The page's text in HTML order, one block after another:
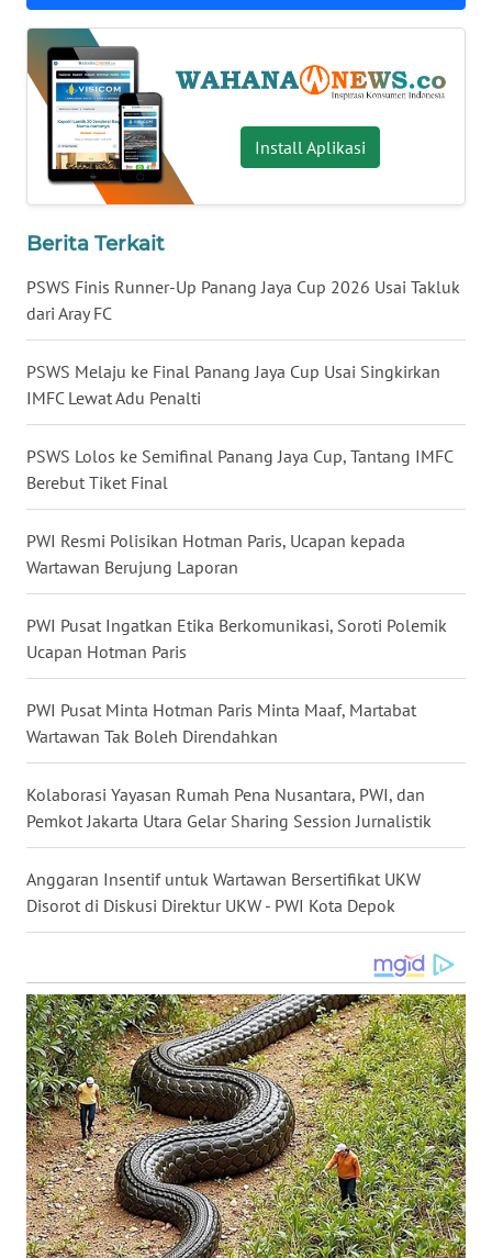
Install Aplikasi
Berita Terkait
PSWS Finis Runner-Up Panang Jaya Cup 2026 Usai Takluk
dari Aray FC
PSWS Melaju ke Final Panang Jaya Cup Usai Singkirkan
IMFC Lewat Adu Penalti
PSWS Lolos ke Semifinal Panang Jaya Cup, Tantang IMFC
Berebut Tiket Final
PWI Resmi Polisikan Hotman Paris, Ucapan kepada
Wartawan Berujung Laporan
PWI Pusat Ingatkan Etika Berkomunikasi, Soroti Polemik
Ucapan Hotman Paris
PWI Pusat Minta Hotman Paris Minta Maaf, Martabat
Wartawan Tak Boleh Direndahkan
Kolaborasi Yayasan Rumah Pena Nusantara, PWI, dan
Pemkot Jakarta Utara Gelar Sharing Session Jurnalistik
Anggaran Insentif untuk Wartawan Bersertifikat UKW
Disorot di Diskusi Direktur UKW - PWI Kota Depok
WN
NUSANTARA
WN
JOGJA
WN
BALI
KALBAR
KALTENG
WN
KALTARA
WN
KALSEL
WN
KALTIM
WN
WN
MALUKU
WN
MALUT
WN
DAIRI
WN